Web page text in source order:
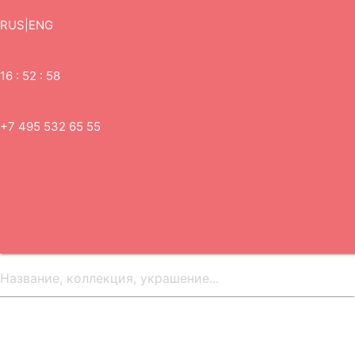
RUS ENG
16 : 52 : 58
+7 495 532 65 55